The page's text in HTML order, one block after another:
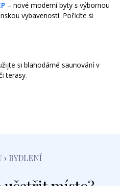
– nové moderní byty s výbornou
vybaveností. Pořiďte si
si blahodárné saunování v
terasy.